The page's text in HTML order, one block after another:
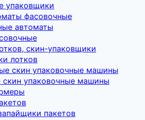
упаковщики
фасовочные
автоматы
скин-упаковщики
лотков
скин упаковочные машины
упаковочные машины
пакетов